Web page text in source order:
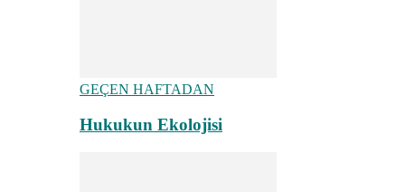
GEÇEN HAFTADAN
Hukukun Ekolojisi